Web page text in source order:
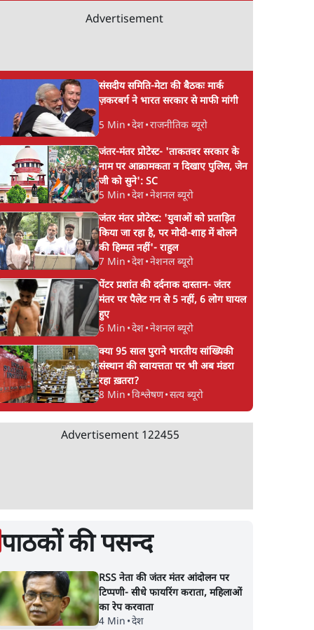
Advertisement
संसदीय समिति-मेटा की बैठकः मार्क
ज़करबर्ग ने भारत सरकार से माफी मांगी
5 Min •देश•राजनीतिक ब्यूरो
जंतर-मंतर प्रोटेस्ट- 'ताकतवर सरकार के
नाम पर आक्रामकता न दिखाए पुलिस, जेन
जी को सुने': SC
5 Min •देश•नेशनल ब्यूरो
जंतर मंतर प्रोटेस्ट: 'युवाओं को प्रताड़ित
किया जा रहा है, पर मोदी-शाह में बोलने
की हिम्मत नहीं'- राहुल
7 Min •देश•नेशनल ब्यूरो
पेंटर प्रशांत की दर्दनाक दास्तान- जंतर
मंतर पर पैलेट गन से 5 नहीं, 6 लोग घायल
हुए
6 Min •देश•नेशनल ब्यूरो
क्या 95 साल पुराने भारतीय सांख्यिकी
संस्थान की स्वायत्तता पर भी अब मंडरा
रहा ख़तरा?
8 Min •विश्लेषण•सत्य ब्यूरो
Advertisement 122455
पाठकों की पसन्द
RSS नेता की जंतर मंतर आंदोलन पर
टिप्पणी- सीधे फायरिंग कराता, महिलाओं
का रेप करवाता
4 Min •देश